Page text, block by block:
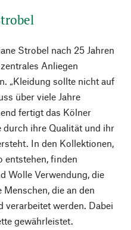
Strobel nach 25 Jahren
Anliegen
„Kleidung sollte nicht auf
über viele Jahre
fertigt das Kölner
durch ihre Qualität und ihr
In den Kollektionen,
entstehen, finden
Wolle Verwendung, die
die an den
verarbeitet werden. Dabei
gewährleistet.